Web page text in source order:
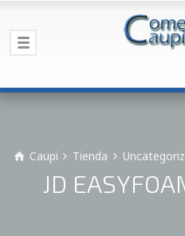
Caupi Tienda
JD